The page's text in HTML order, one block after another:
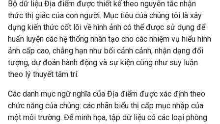
Bộ dữ liệu Địa điểm được thiết kế theo nguyên tắc nhận
thức thị giác của con người. Mục tiêu của chúng tôi là xây
dựng kiến ​​thức cốt lõi về hình ảnh có thể được sử dụng để
huấn luyện các hệ thống nhân tạo cho các nhiệm vụ hiểu hình
ảnh cấp cao, chẳng hạn như bối cảnh cảnh, nhận dạng đối
tượng, dự đoán hành động và sự kiện cũng như suy luận
theo lý thuyết tâm trí.
Các danh mục ngữ nghĩa của Địa điểm được xác định theo
chức năng của chúng: các nhãn biểu thị cấp mục nhập của
một môi trường. Để minh họa, tập dữ liệu có các loại phòng